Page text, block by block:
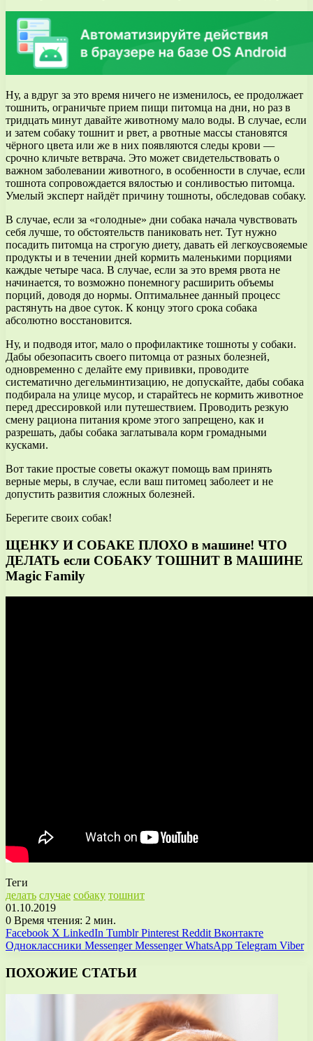
Ну, а вдруг за это время ничего не изменилось, ее продолжает
тошнить, ограничьте прием пищи питомца на дни, но раз в
тридцать минут давайте животному мало воды. В случае, если
и затем собаку тошнит и рвет, а рвотные массы становятся
чёрного цвета или же в них появляются следы крови —
срочно кличьте ветврача. Это может свидетельствовать о
важном заболевании животного, в особенности в случае, если
тошнота сопровождается вялостью и сонливостью питомца.
Умелый эксперт найдёт причину тошноты, обследовав собаку.
В случае, если за «голодные» дни собака начала чувствовать
себя лучше, то обстоятельств паниковать нет. Тут нужно
посадить питомца на строгую диету, давать ей легкоусвояемые
продукты и в течении дней кормить маленькими порциями
каждые четыре часа. В случае, если за это время рвота не
начинается, то возможно понемногу расширить объемы
порций, доводя до нормы. Оптимальнее данный процесс
растянуть на двое суток. К концу этого срока собака
абсолютно восстановится.
Ну, и подводя итог, мало о профилактике тошноты у собаки.
Дабы обезопасить своего питомца от разных болезней,
одновременно с делайте ему прививки, проводите
систематично дегельминтизацию, не допускайте, дабы собака
подбирала на улице мусор, и старайтесь не кормить животное
перед дрессировкой или путешествием. Проводить резкую
смену рациона питания кроме этого запрещено, как и
разрешать, дабы собака заглатывала корм громадными
кусками.
Вот такие простые советы окажут помощь вам принять
верные меры, в случае, если ваш питомец заболеет и не
допустить развития сложных болезней.
Берегите своих собак!
ЩЕНКУ И СОБАКЕ ПЛОХО в машине! ЧТО
ДЕЛАТЬ если СОБАКУ ТОШНИТ В МАШИНЕ
Magic Family
Теги
делать случае собаку тошнит
01.10.2019
0 Время чтения: 2 мин.
Facebook X LinkedIn Tumblr Pinterest Reddit Вконтакте
Одноклассники Messenger Messenger WhatsApp Telegram Viber
ПОХОЖИЕ СТАТЬИ